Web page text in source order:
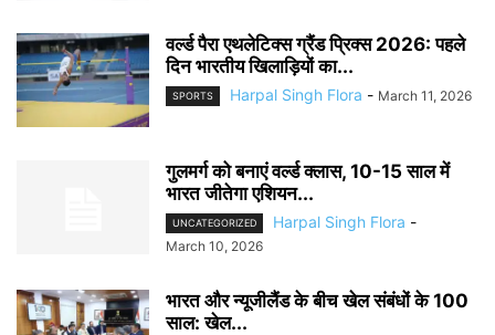
वर्ल्ड पैरा एथलेटिक्स ग्रैंड प्रिक्स 2026: पहले
दिन भारतीय खिलाड़ियों का...
SPORTS Harpal Singh Flora - March 11, 2026
गुलमर्ग को बनाएं वर्ल्ड क्लास, 10-15 साल में
भारत जीतेगा एशियन...
UNCATEGORIZED Harpal Singh Flora -
March 10, 2026
भारत और न्यूजीलैंड के बीच खेल संबंधों के 100
साल: खेल...